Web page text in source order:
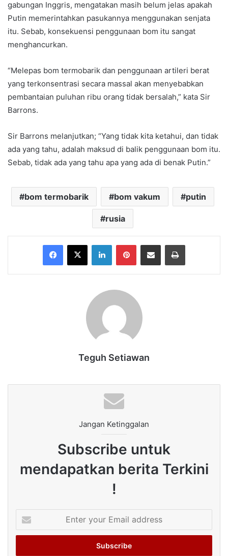
gabungan Inggris, mengatakan masih belum jelas apakah
Putin memerintahkan pasukannya menggunakan senjata
itu. Sebab, konsekuensi penggunaan bom itu sangat
menghancurkan.
“Melepas bom termobarik dan penggunaan artileri berat
yang terkonsentrasi secara massal akan menyebabkan
pembantaian puluhan ribu orang tidak bersalah,” kata Sir
Barrons.
Sir Barrons melanjutkan; “Yang tidak kita ketahui, dan tidak
ada yang tahu, adalah maksud di balik penggunaan bom itu.
Sebab, tidak ada yang tahu apa yang ada di benak Putin.”
bom termobarik bom vakum putin
rusia
Facebook
X LinkedInPinterestShare via Email Print
Teguh Setiawan
Jangan Ketinggalan
Subscribe untuk
mendapatkan berita Terkini
!
your
Email